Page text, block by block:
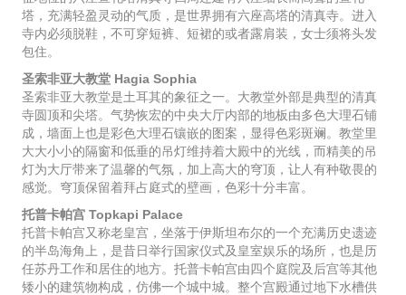
塔，充满轻盈灵动的气质，是世界拥有六座高塔的清真寺。进入
寺内必须脱鞋，不可穿短裤、短裙的或者露肩装，女士须将头发
包住。
圣索非亚大教堂 Hagia Sophia
圣索非亚大教堂是土耳其的象征之一。大教堂外部是典型的清真
寺圆顶和尖塔。气势恢宏的中央大厅内部的地板由多色大理石铺
成，墙面上也是彩色大理石镶嵌的图案，显得色彩斑斓。教堂里
大大小小的隔窗和低垂的吊灯维持着大殿中的光线，而精美的吊
灯为大厅带来了温馨的气氛，加上高大的穹顶，让人有种敬畏的
感觉。穹顶保留着拜占庭式的壁画，色彩十分丰富。
托普卡帕宫 Topkapi Palace
托普卡帕宫又称老皇宫，坐落于伊斯坦布尔的一个充满历史遗迹
的半岛海角上，是昔日举行国家仪式及皇室娱乐的场所，也是历
任苏丹工作和居住的地方。托普卡帕宫由四个庭院及后宫等其他
矮小的建筑物构成，仿佛一个城中城。整个宫殿通过地下水槽供